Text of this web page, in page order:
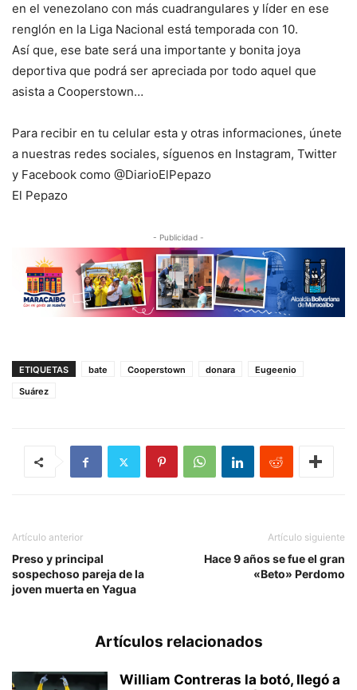
en el venezolano con más cuadrangulares y líder en ese
renglón en la Liga Nacional está temporada con 10.
Así que, ese bate será una importante y bonita joya
deportiva que podrá ser apreciada por todo aquel que
asista a Cooperstown…
Para recibir en tu celular esta y otras informaciones, únete
a nuestras redes sociales, síguenos en Instagram, Twitter
y Facebook como @DiarioElPepazo
El Pepazo
- Publicidad -
ETIQUETAS bate Cooperstown donara
Eugeenio
Suárez
Artículo anterior
Preso y principal
sospechoso pareja de la
joven muerta en Yagua
Artículo siguiente
Hace 9 años se fue el gran
«Beto» Perdomo
Artículos relacionados
William Contreras la botó, llegó a